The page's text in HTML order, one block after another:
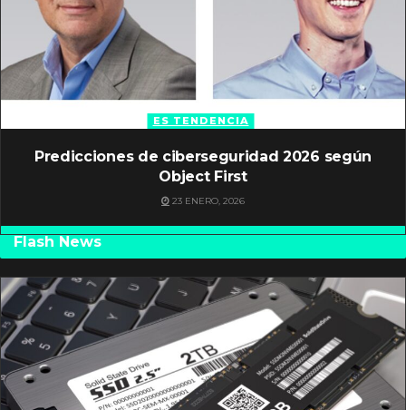
ES TENDENCIA
Predicciones de ciberseguridad 2026 según
Object First
23 ENERO, 2026
Flash News